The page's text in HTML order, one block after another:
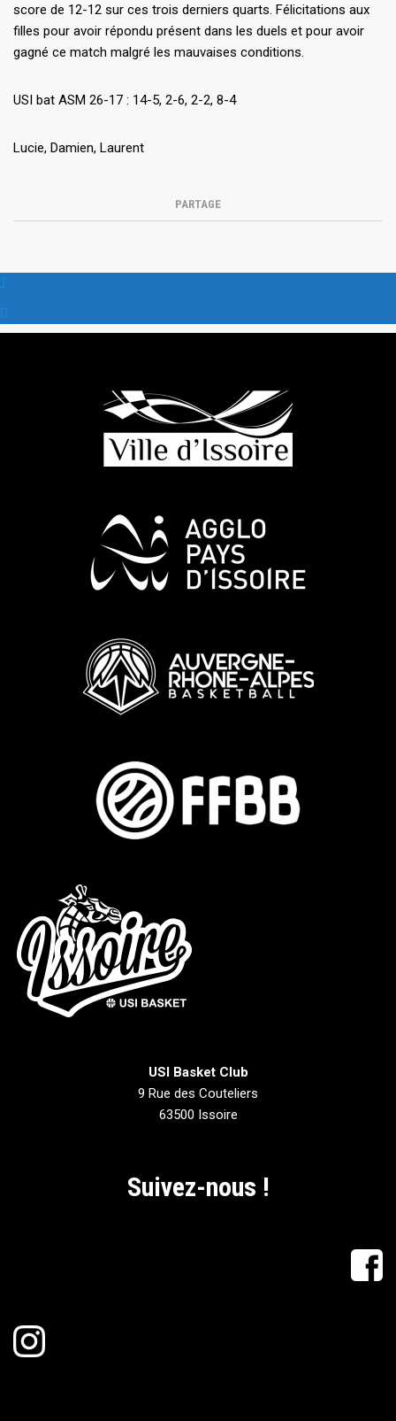
score de 12-12 sur ces trois derniers quarts. Félicitations aux
filles pour avoir répondu présent dans les duels et pour avoir
gagné ce match malgré les mauvaises conditions.
USI bat ASM 26-17 : 14-5, 2-6, 2-2, 8-4
Lucie, Damien, Laurent
PARTAGE
USI Basket Club
9 Rue des Couteliers
63500 Issoire
Suivez-nous !